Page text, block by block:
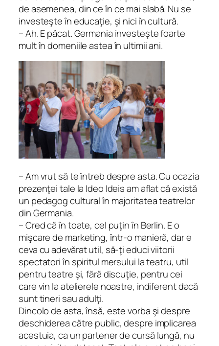
de asemenea, din ce în ce mai slabă. Nu se
investeşte în educaţie, şi nici în cultură.
– Ah. E păcat. Germania investeşte foarte
mult în domeniile astea în ultimii ani.
– Am vrut să te întreb despre asta. Cu ocazia
prezenţei tale la Ideo Ideis am aflat că există
un pedagog cultural în majoritatea teatrelor
din Germania.
– Cred că în toate, cel puţin în Berlin. E o
mişcare de marketing, într-o manieră, dar e
ceva cu adevărat util, să-ţi educi viitorii
spectatori în spiritul mersului la teatru, util
pentru teatre şi, fără discuţie, pentru cei
care vin la atelierele noastre, indiferent dacă
sunt tineri sau adulţi.
Dincolo de asta, însă, este vorba şi despre
deschiderea către public, despre implicarea
acestuia, ca un partener de cursă lungă, nu